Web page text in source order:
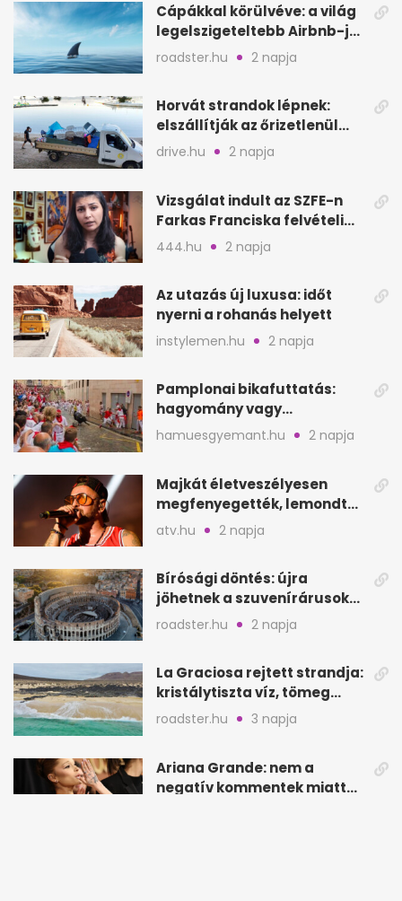
Cápákkal körülvéve: a világ
legelszigeteltebb Airbnb-je
a nyílt tengeren
roadster.hu 2 napja
Horvát strandok lépnek:
elszállítják az őrizetlenül
hagyott törölközőket
drive.hu 2 napja
Vizsgálat indult az SZFE-n
Farkas Franciska felvételi
videója után
444.hu 2 napja
Az utazás új luxusa: időt
nyerni a rohanás helyett
instylemen.hu 2 napja
Pamplonai bikafuttatás:
hagyomány vagy
értelmetlen vérontás?
hamuesgyemant.hu 2 napja
Majkát életveszélyesen
megfenyegették, lemondta
a sepsiszentgyörgyi
atv.hu 2 napja
Bírósági döntés: újra
jöhetnek a szuvenírárusok
Európa ikonikus helyére
roadster.hu 2 napja
La Graciosa rejtett strandja:
kristálytiszta víz, tömeg
nélkül
roadster.hu 3 napja
Ariana Grande: nem a
negatív kommentek miatt